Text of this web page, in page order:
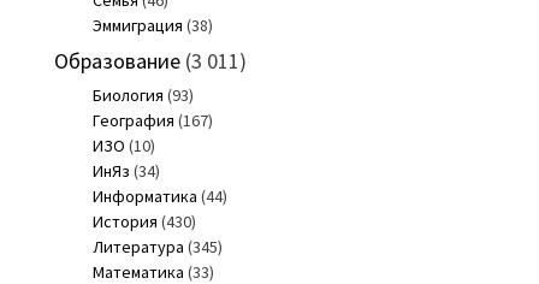
Эммиграция (38)
Образование(3 011)
Биология (93)
География (167)
ИЗО (10)
ИнЯз (34)
Информатика (44)
История (430)
Литература (345)
Математика (33)